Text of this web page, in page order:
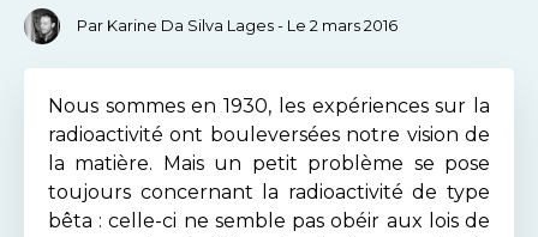
Par Karine Da Silva Lages - Le 2 mars 2016
Nous sommes en 1930, les expériences sur la
radioactivité ont bouleversées notre vision de
la matière. Mais un petit problème se pose
toujours concernant la radioactivité de type
bêta : celle-ci ne semble pas obéir aux lois de